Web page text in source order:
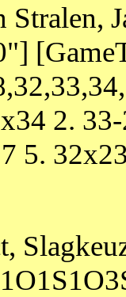
Stralen,
2.
5.